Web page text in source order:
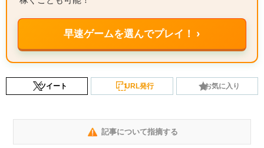
早速ゲームを選んでプレイ！ ›
ツイート URL発行 お気に入り
記事について指摘する